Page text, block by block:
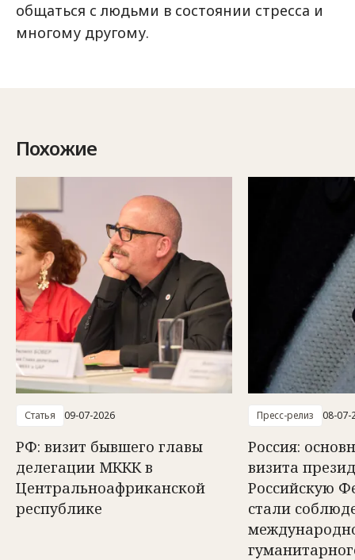
общаться с людьми в состоянии стресса и
многому другому.
Похожие
Статья 09-07-2026
РФ: визит бывшего главы
делегации МККК в
Центральноафриканской
республике
Пресс-релиз 08-07-
Россия:
визита
Российскую
стали